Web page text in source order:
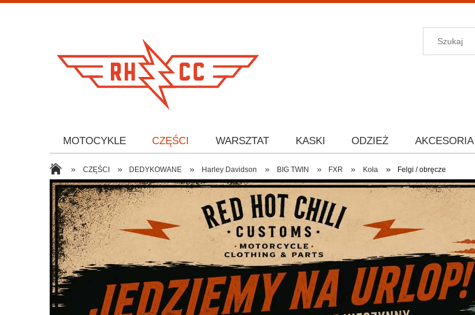
MOTOCYKLE CZĘŚCI WARSZTAT KASKI ODZIEŻ AKCESORIA
» CZĘŚCI » DEDYKOWANE » Harley Davidson » BIG TWIN » FXR » Koła » Felgi / obręcze